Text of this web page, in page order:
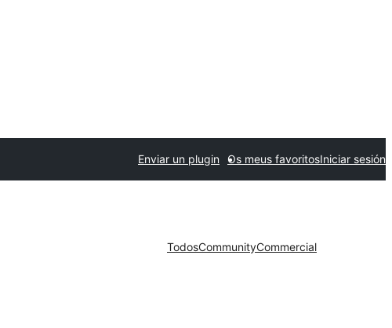
Enviar un plugin Os meus favoritosIniciar sesión
TodosCommunityCommercial